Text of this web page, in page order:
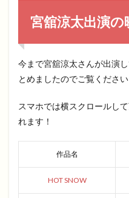
宮舘涼太出演の
今まで宮舘涼太さんが出演
とめましたのでご覧ください
スマホでは横スクロールし
れます！
作品名
HOT SNOW